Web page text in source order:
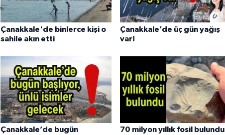
Çanakkale'de binlerce kişi o
sahile akın etti
Çanakkale’de üç gün yağış
var!
Çanakkale’de bugün
70 milyon yıllık fosil bulundu